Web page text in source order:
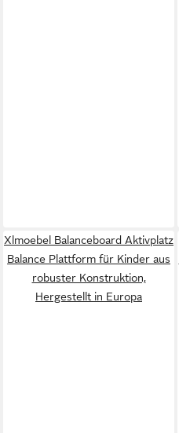
Xlmoebel Balanceboard Aktivplatz
Balance Plattform für Kinder aus
robuster Konstruktion,
Hergestellt in Europa